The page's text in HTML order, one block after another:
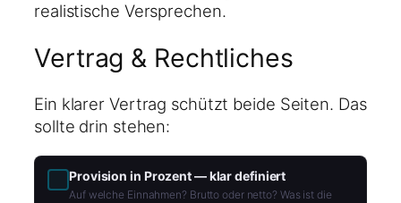
realistische Versprechen.
Vertrag & Rechtliches
Ein klarer Vertrag schützt beide Seiten. Das
sollte drin stehen:
Provision in Prozent — klar definiert
Auf welche Einnahmen? Brutto oder netto? Was ist die